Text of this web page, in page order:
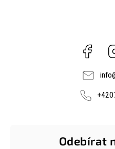
info
Odebírat